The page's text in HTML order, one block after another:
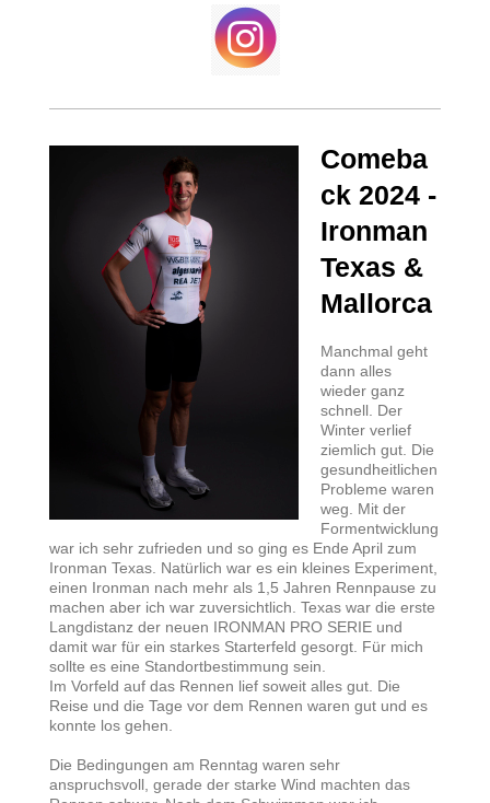
Comeba
ck 2024 -
Ironman
Texas &
Mallorca
Manchmal geht
dann alles
wieder ganz
schnell. Der
Winter verlief
ziemlich gut. Die
gesundheitlichen
Probleme waren
weg. Mit der
Formentwicklung
war ich sehr zufrieden und so ging es Ende April zum
Ironman Texas. Natürlich war es ein kleines Experiment,
einen Ironman nach mehr als 1,5 Jahren Rennpause zu
machen aber ich war zuversichtlich. Texas war die erste
Langdistanz der neuen IRONMAN PRO SERIE und
damit war für ein starkes Starterfeld gesorgt. Für mich
sollte es eine Standortbestimmung sein.
Im Vorfeld auf das Rennen lief soweit alles gut. Die
Reise und die Tage vor dem Rennen waren gut und es
konnte los gehen.
Die Bedingungen am Renntag waren sehr
anspruchsvoll, gerade der starke Wind machten das